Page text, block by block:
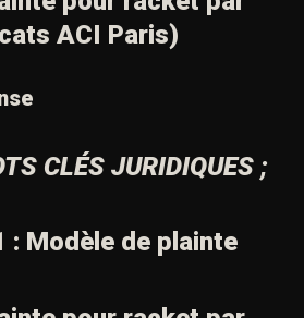
, avocats pénalistes àParis,
étape de la procédure afin
un avocat
pour racket par
ACI Paris)